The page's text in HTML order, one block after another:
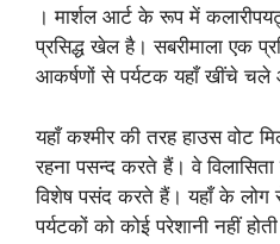
। मार्शल आर्ट के रूप में
प्रसिद्ध खेल है। सबरीमाला एक
आकर्षणों से पर्यटक यहाँ खींचे
यहाँ कश्मीर की तरह हाउस वोट
रहना पसन्द करते हैं। वे
विशेष पसंद करते हैं। यहाँ के लोग
पर्यटकों को कोई परेशानी नहीं